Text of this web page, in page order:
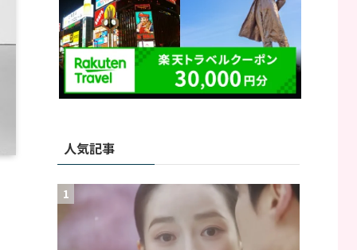
人気記事
1